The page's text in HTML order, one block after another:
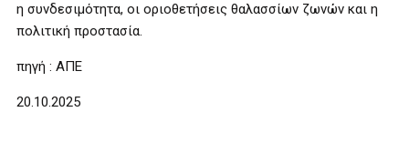
η συνδεσιμότητα, οι οριοθετήσεις θαλασσίων ζωνών και η
πολιτική προστασία.
πηγή : ΑΠΕ
20.10.2025